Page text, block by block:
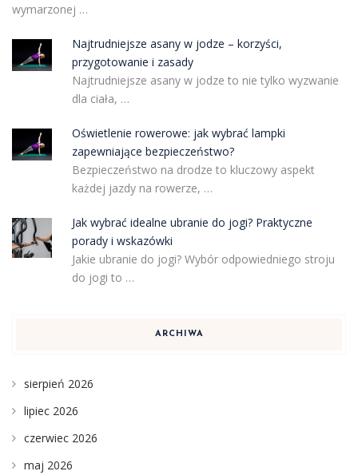
wymarzonej …
Najtrudniejsze asany w jodze – korzyści,
przygotowanie i zasady
Najtrudniejsze asany w jodze to nie tylko wyzwanie
dla ciała, …
Oświetlenie rowerowe: jak wybrać lampki
zapewniające bezpieczeństwo?
Bezpieczeństwo na drodze to kluczowy aspekt
każdej jazdy na rowerze, …
Jak wybrać idealne ubranie do jogi? Praktyczne
porady i wskazówki
Jakie ubranie do jogi? Wybór odpowiedniego stroju
do jogi to …
ARCHIWA
sierpień 2026
lipiec 2026
czerwiec 2026
maj 2026